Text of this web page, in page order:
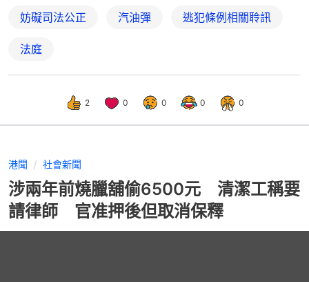
妨礙司法公正 汽油彈 逃犯條例相關聆訊
法庭
2 0 0 0 0
港聞 社會新聞
涉兩年前燒臘舖偷6500元 清潔工稱要
請律師 官准押後但取消保釋